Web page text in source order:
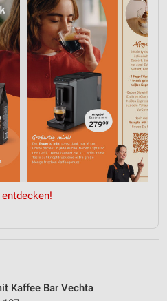
Kaffee Bar Vechta